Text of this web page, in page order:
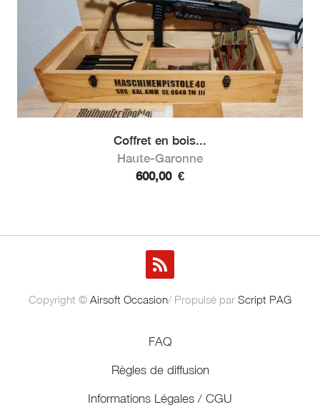
Coffret en bois...
Haute-Garonne
600,00 €
Copyright © Airsoft Occasion/ Propulsé par Script PAG
FAQ
Règles de diffusion
Informations Légales / CGU